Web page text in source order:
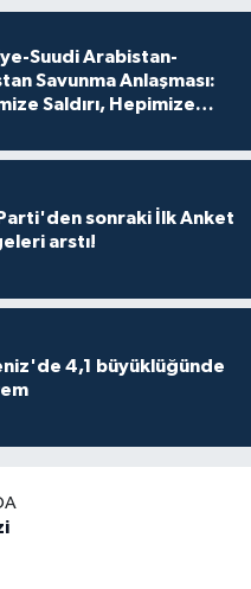
Suudi Arabistan-
Savunma Anlaşması:
Saldırı, Hepimize
sonraki İlk Anket
arstı!
4,1 büyüklüğünde